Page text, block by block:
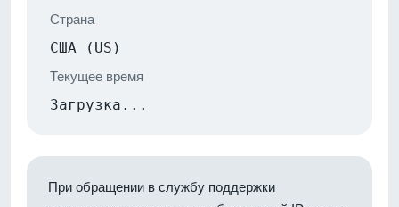
Страна
США (US)
Текущее время
Загрузка...
При обращении в службу поддержки